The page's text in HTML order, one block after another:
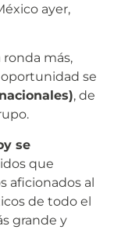
ayer,
más,
oportunidad se
, de
se
que
aficionados al
de todo el
grande y